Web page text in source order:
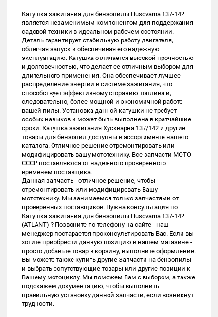
Катушка зажигания для бензопилы Husqvarna 137-142
является незаменимым компонентом для поддержания
садовой техники в идеальном рабочем состоянии.
Деталь гарантирует стабильную работу двигателя,
облегчая запуск и обеспечивая его надежную
эксплуатацию. Катушка отличается высокой прочностью
и долговечностью, что делает ее отличным выбором для
длительного применения. Она обеспечивает лучшее
распределение энергии в системе зажигания, что
способствует эффективному сгоранию топлива и,
следовательно, более мощной и экономичной работе
вашей пилы. Установка данной катушки не требует
особых навыков и может быть выполнена в кратчайшие
сроки. Катушка зажигания Хускварна 137/142 и другие
товары для бензопил доступны в ассортименте нашего
каталога. Отличное решение отремонтировать или
модифицировать вашу мототехнику. Все запчасти МОТО
СССР поставляются от надежного проверенного
временем поставщика.
Данная запчасть - отличное решение, чтобы
отремонтировать или модифицировать Вашу
мототехнику. Мы занимаемся только запчастями от
проверенных поставщиков. Нужна консультация по
Катушка зажигания для бензопилы Husqvarna 137-142
(ATLANT) ? Позвоните по телефону на сайте - наш
менеджер постарается проконсультировать Вас. Если вы
хотите приобрести данную позицию в нашем магазине -
просто добавьте товар в корзину, выполните оформление.
Вы можете также купить другие Запчасти на бензопилы
и выбрать сопутствующие товары или другие позиции к
Вашему мотоциклу. Мы поможем Вам с выбором, а также
подскажем документацию, чтобы выполнить
правильную установку данной запчасти, если возникнут
трудности.